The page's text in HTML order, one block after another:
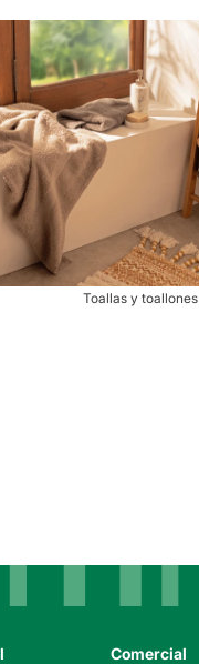
Toallas y toallones
Comercial